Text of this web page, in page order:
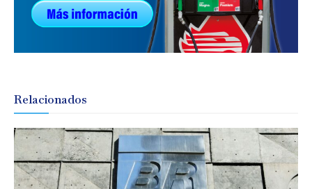
Relacionados